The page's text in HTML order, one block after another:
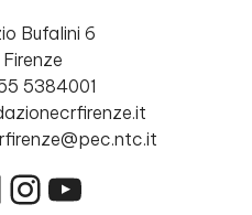
Bufalini 6
5384001
Instagram
YouTube